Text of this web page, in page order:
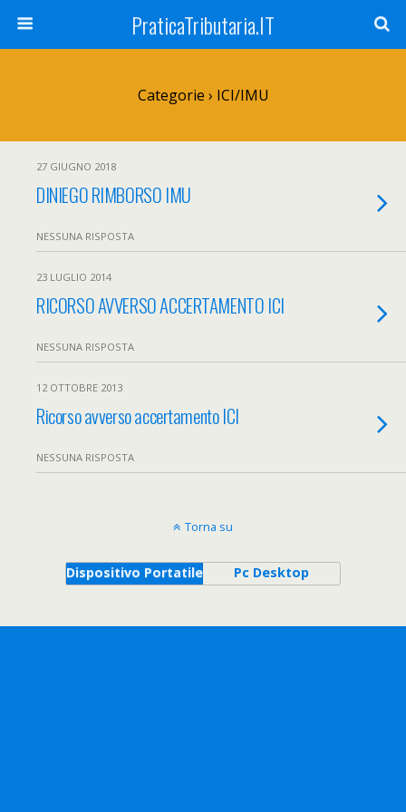
PraticaTributaria.IT
Categorie › ICI/IMU
27 GIUGNO 2018
DINIEGO RIMBORSO IMU
NESSUNA RISPOSTA
23 LUGLIO 2014
RICORSO AVVERSO ACCERTAMENTO ICI
NESSUNA RISPOSTA
12 OTTOBRE 2013
Ricorso avverso accertamento ICI
NESSUNA RISPOSTA
Torna su
Dispositivo Portatile Pc Desktop